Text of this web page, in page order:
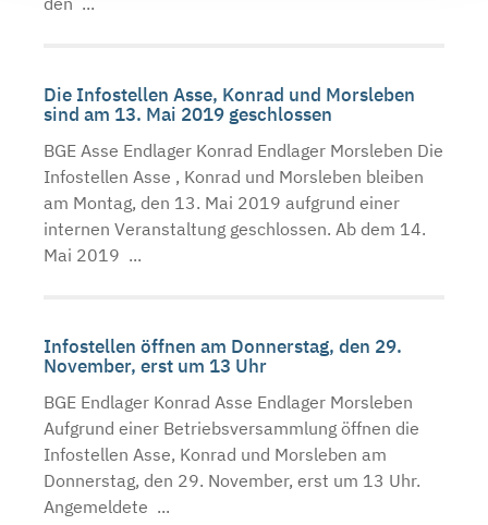
Die Infostellen Asse, Konrad und Morsleben
sind am 13. Mai 2019 geschlossen
BGE Asse Endlager Konrad Endlager Morsleben Die
Infostellen Asse , Konrad und Morsleben bleiben
am Montag, den 13. Mai 2019 aufgrund einer
internen Veranstaltung geschlossen. Ab dem 14.
Mai 2019 ...
Infostellen öffnen am Donnerstag, den 29.
November, erst um 13 Uhr
BGE Endlager Konrad Asse Endlager Morsleben
Aufgrund einer Betriebsversammlung öffnen die
Infostellen Asse, Konrad und Morsleben am
Donnerstag, den 29. November, erst um 13 Uhr.
Angemeldete ...